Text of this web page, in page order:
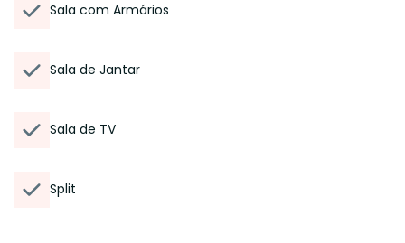
Sala com Armários
Sala de Jantar
Sala de TV
Split